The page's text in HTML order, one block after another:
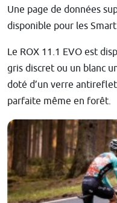
Une page de données
disponible pour les
Le ROX 11.1 EVO est
gris discret ou un blanc
doté d’un verre
parfaite même en forêt.